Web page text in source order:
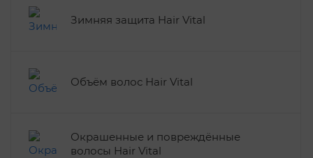
Зимняя защита Hair Vital
Объём волос Hair Vital
Окрашенные и повреждённые
волосы Hair Vital